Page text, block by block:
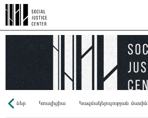
Կոալիցիա Կազմակերպության մասին